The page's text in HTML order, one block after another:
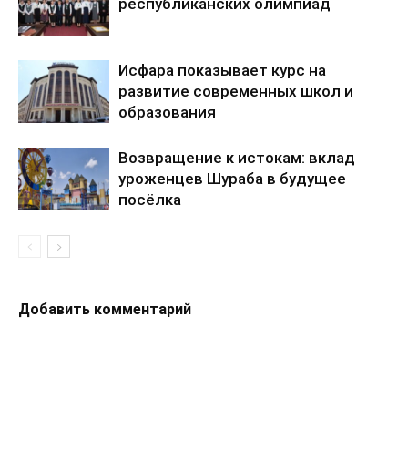
республиканских олимпиад
Исфара показывает курс на
развитие современных школ и
образования
Возвращение к истокам: вклад
уроженцев Шураба в будущее
посёлка
Добавить комментарий